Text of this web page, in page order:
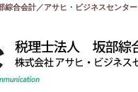
合会計／アサヒ・ビジネスセンター